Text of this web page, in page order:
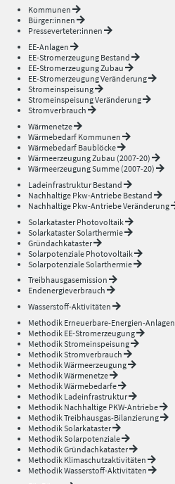
Kommunen
Bürger:innen
Presseverteter:innen
EE-Anlagen
EE-Stromerzeugung Bestand
EE-Stromerzeugung Zubau
EE-Stromerzeugung Veränderung
Stromeinspeisung
Stromeinspeisung Veränderung
Stromverbrauch
Wärmenetze
Wärmebedarf Kommunen
Wärmebedarf Baublöcke
Wärmeerzeugung Zubau (2007-20)
Wärmeerzeugung Summe (2007-20)
Ladeinfrastruktur Bestand
Nachhaltige Pkw-Antriebe Bestand
Nachhaltige Pkw-Antriebe Veränderung
Solarkataster Photovoltaik
Solarkataster Solarthermie
Gründachkataster
Solarpotenziale Photovoltaik
Solarpotenziale Solarthermie
Treibhausgasemission
Endenergieverbrauch
Wasserstoff-Aktivitäten
Methodik Erneuerbare-Energien-Anlagen
Methodik EE-Stromerzeugung
Methodik Stromeinspeisung
Methodik Stromverbrauch
Methodik Wärmeerzeugung
Methodik Wärmenetze
Methodik Wärmebedarfe
Methodik Ladeinfrastruktur
Methodik Nachhaltige PKW-Antriebe
Methodik Treibhausgas-Bilanzierung
Methodik Solarkataster
Methodik Solarpotenziale
Methodik Gründachkataster
Methodik Klimaschutzaktivitäten
Methodik Wasserstoff-Aktivitäten